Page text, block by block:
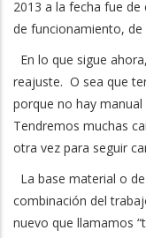
2013 a la fecha fue
de funcionamiento,
En lo que sigue
reajuste. O sea que
porque no hay
Tendremos muchas
otra vez para seguir
La base material o
combinación del
nuevo que llamamos